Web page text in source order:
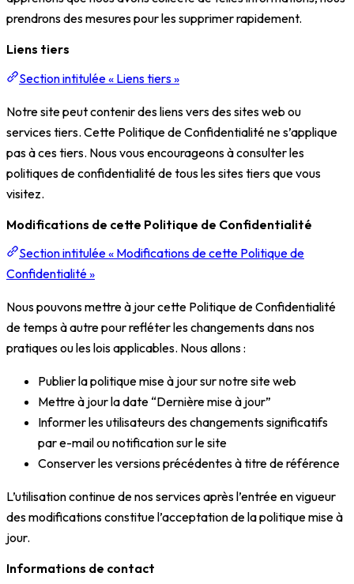
prendrons des mesures pour les supprimer rapidement.
Liens tiers
Section intitulée « Liens tiers »
Notre site peut contenir des liens vers des sites web ou
services tiers. Cette Politique de Confidentialité ne s’applique
pas à ces tiers. Nous vous encourageons à consulter les
politiques de confidentialité de tous les sites tiers que vous
visitez.
Modifications de cette Politique de Confidentialité
Section intitulée « Modifications de cette Politique de
Confidentialité »
Nous pouvons mettre à jour cette Politique de Confidentialité
de temps à autre pour refléter les changements dans nos
pratiques ou les lois applicables. Nous allons :
Publier la politique mise à jour sur notre site web
Mettre à jour la date “Dernière mise à jour”
Informer les utilisateurs des changements significatifs
par e-mail ou notification sur le site
Conserver les versions précédentes à titre de référence
L’utilisation continue de nos services après l’entrée en vigueur
des modifications constitue l’acceptation de la politique mise à
jour.
Informations de contact